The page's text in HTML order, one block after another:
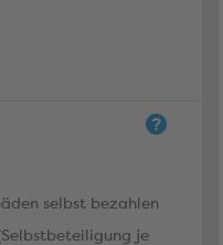
selbst bezahlen
je